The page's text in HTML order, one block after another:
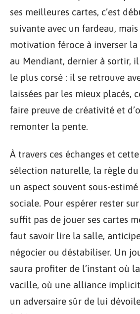
ses meilleures cartes, c’est
suivante avec un fardeau,
motivation féroce à inverser
au Mendiant, dernier à sortir,
le plus corsé : il se retrouve
laissées par les mieux placés,
faire preuve de créativité et
remonter la pente.
À travers ces échanges et
sélection naturelle, la règle
un aspect souvent sous-
sociale. Pour espérer rester
suffit pas de jouer ses cartes
faut savoir lire la salle,
négocier ou déstabiliser. Un
saura profiter de l’instant où
vacille, où une alliance
un adversaire sûr de lui